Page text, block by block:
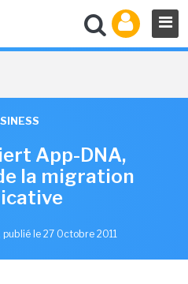
App-DNA,
la migration
publié le 27 Octobre 2011